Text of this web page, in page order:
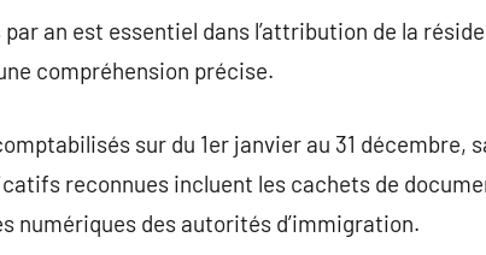
an est essentiel dans l’attribution de la
compréhension précise.
sur du 1er janvier au 31 décembre,
reconnues incluent les cachets de
numériques des autorités d’immigration.